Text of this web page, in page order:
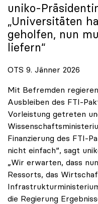
uniko-
„Universitäten
geholfen, nun
liefern“
OTS 9. Jänner 2026
Mit Befremden
Ausbleiben des FTI-
Vorleistung getreten
Finanzierung des FTI-
nicht einfach“, sagt
„Wir erwarten, dass
Ressorts, das
die Regierung